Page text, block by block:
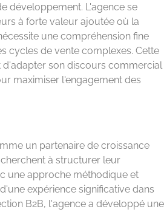
développement. L'agence se
à forte valeur ajoutée où la
une compréhension fine
cycles de vente complexes. Cette
son discours commercial
maximiser l'engagement des
un partenaire de croissance
à structurer leur
une approche méthodique et
expérience significative dans
B2B, l'agence a développé une